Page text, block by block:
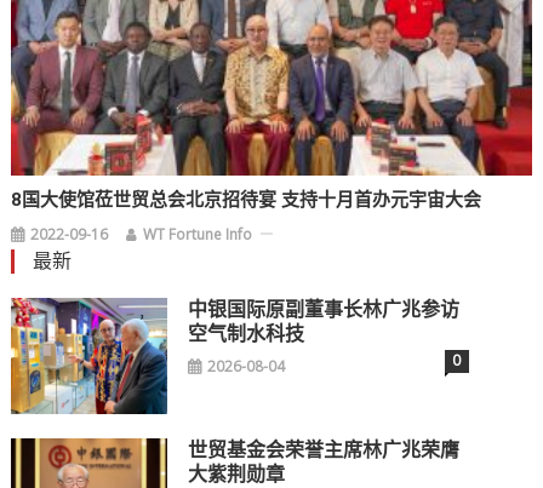
8国大使馆莅世贸总会北京招待宴 支持十月首办元宇宙大会
2022-09-16 WT Fortune Info
最新
中银国际原副董事长林广兆参访
空气制水科技
2026-08-04 0
世贸基金会荣誉主席林广兆荣膺
大紫荆勋章